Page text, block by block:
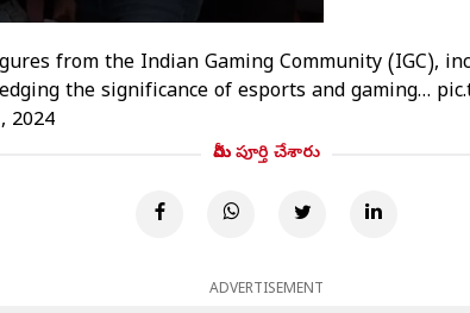
from the Indian Gaming Community (IGC),
the significance of esports and gaming…
2024
మీరు పూర్తి చేశారు
ADVERTISEMENT